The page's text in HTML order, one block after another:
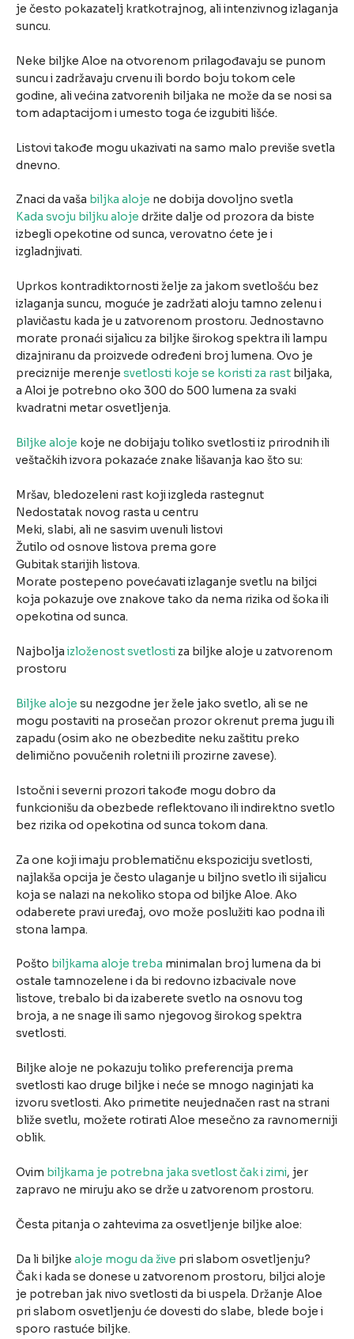
je često pokazatelj kratkotrajnog, ali intenzivnog izlaganja
suncu.
Neke biljke Aloe na otvorenom prilagođavaju se punom
suncu i zadržavaju crvenu ili bordo boju tokom cele
godine, ali većina zatvorenih biljaka ne može da se nosi sa
tom adaptacijom i umesto toga će izgubiti lišće.
Listovi takođe mogu ukazivati na samo malo previše svetla
dnevno.
Znaci da vaša biljka aloje ne dobija dovoljno svetla
Kada svoju biljku aloje držite dalje od prozora da biste
izbegli opekotine od sunca, verovatno ćete je i
izgladnjivati.
Uprkos kontradiktornosti želje za jakom svetlošću bez
izlaganja suncu, moguće je zadržati aloju tamno zelenu i
plavičastu kada je u zatvorenom prostoru. Jednostavno
morate pronaći sijalicu za biljke širokog spektra ili lampu
dizajniranu da proizvede određeni broj lumena. Ovo je
preciznije merenje svetlosti koje se koristi za rast biljaka,
a Aloi je potrebno oko 300 do 500 lumena za svaki
kvadratni metar osvetljenja.
Biljke aloje koje ne dobijaju toliko svetlosti iz prirodnih ili
veštačkih izvora pokazaće znake lišavanja kao što su:
Mršav, bledozeleni rast koji izgleda rastegnut
Nedostatak novog rasta u centru
Meki, slabi, ali ne sasvim uvenuli listovi
Žutilo od osnove listova prema gore
Gubitak starijih listova.
Morate postepeno povećavati izlaganje svetlu na biljci
koja pokazuje ove znakove tako da nema rizika od šoka ili
opekotina od sunca.
Najbolja izloženost svetlosti za biljke aloje u zatvorenom
prostoru
Biljke aloje su nezgodne jer žele jako svetlo, ali se ne
mogu postaviti na prosečan prozor okrenut prema jugu ili
zapadu (osim ako ne obezbedite neku zaštitu preko
delimično povučenih roletni ili prozirne zavese).
Istočni i severni prozori takođe mogu dobro da
funkcionišu da obezbede reflektovano ili indirektno svetlo
bez rizika od opekotina od sunca tokom dana.
Za one koji imaju problematičnu ekspoziciju svetlosti,
najlakša opcija je često ulaganje u biljno svetlo ili sijalicu
koja se nalazi na nekoliko stopa od biljke Aloe. Ako
odaberete pravi uređaj, ovo može poslužiti kao podna ili
stona lampa.
Pošto biljkama aloje treba minimalan broj lumena da bi
ostale tamnozelene i da bi redovno izbacivale nove
listove, trebalo bi da izaberete svetlo na osnovu tog
broja, a ne snage ili samo njegovog širokog spektra
svetlosti.
Biljke aloje ne pokazuju toliko preferencija prema
svetlosti kao druge biljke i neće se mnogo naginjati ka
izvoru svetlosti. Ako primetite neujednačen rast na strani
bliže svetlu, možete rotirati Aloe mesečno za ravnomerniji
oblik.
Ovim biljkama je potrebna jaka svetlost čak i zimi, jer
zapravo ne miruju ako se drže u zatvorenom prostoru.
Česta pitanja o zahtevima za osvetljenje biljke aloe:
Da li biljke aloje mogu da žive pri slabom osvetljenju?
Čak i kada se donese u zatvorenom prostoru, biljci aloje
je potreban jak nivo svetlosti da bi uspela. Držanje Aloe
pri slabom osvetljenju će dovesti do slabe, blede boje i
sporo rastuće biljke.